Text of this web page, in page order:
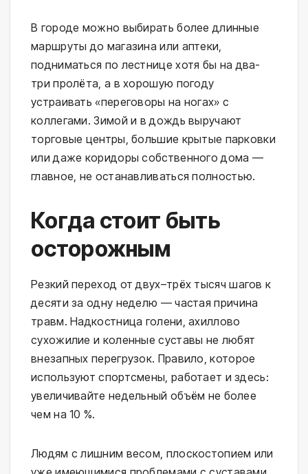
В городе можно выбирать более длинные
маршруты до магазина или аптеки,
подниматься по лестнице хотя бы на два-
три пролёта, а в хорошую погоду
устраивать «переговоры на ногах» с
коллегами. Зимой и в дождь выручают
торговые центры, большие крытые парковки
или даже коридоры собственного дома —
главное, не останавливаться полностью.
Когда стоит быть
осторожным
Резкий переход от двух–трёх тысяч шагов к
десяти за одну неделю — частая причина
травм. Надкостница голени, ахиллово
сухожилие и коленные суставы не любят
внезапных перегрузок. Правило, которое
используют спортсмены, работает и здесь:
увеличивайте недельный объём не более
чем на 10 %.
Людям с лишним весом, плоскостопием или